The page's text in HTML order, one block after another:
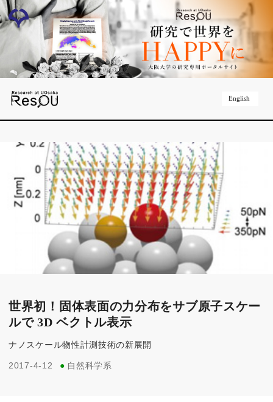
English
世界初！固体表面の力分布をサブ原子スケー
ルで 3D ベクトル表示
ナノスケール物性計測技術の新展開
2017-4-12 ● 自然科学系